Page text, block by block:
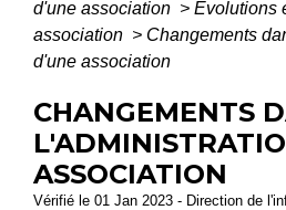
d'une association > Évolutions
association > Changements
d'une association
CHANGEMENTS
ASSOCIATION
Vérifié le 01 Jan 2023 - Direction de